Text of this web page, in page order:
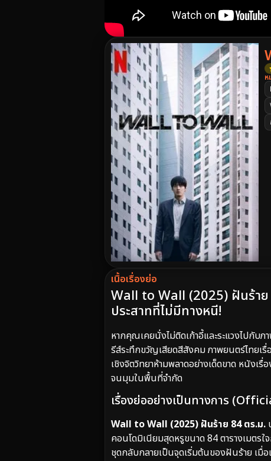
ห
เนื้อเรื่องย่อ
Wall to Wall (2025) ฝันร้าย
ประสาทที่ไม่มีทางหนี!
หากคุณเคยนั่งไม่ติดเก้าอี้และระแวงไปกั
รีส์ระทึกขวัญเสียดสีสังคม ภาพยนตร์ไทยเรื่
เชิงจิตวิทยาห้ามพลาดอย่างเด็ดขาด หนัง
จนมุมในพื้นที่จำกัด
เรื่องย่ออย่างเป็นทางการ
Wall to Wall (2025) ฝันร้าย 84 ตร.ม.
คอนโดมิเนียมสุดหรูขนาด 84 ตารางเมตร
ชุดกลับกลายเป็นจุดเริ่มต้นของฝันร้าย เมื่